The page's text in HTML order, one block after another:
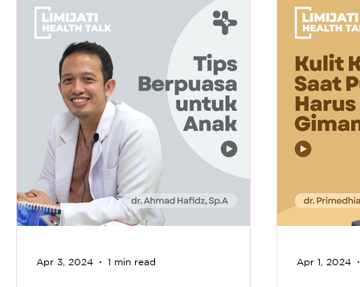
Apr 3, 2024 1 min read Apr 1, 2024